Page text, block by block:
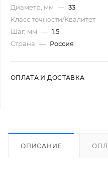
Диаметр, мм — 33
Класс точности/Квалитет —
Шаг, мм — 1.5
Страна — Россия
ОПЛАТА И ДОСТАВКА
ОПИСАНИЕ